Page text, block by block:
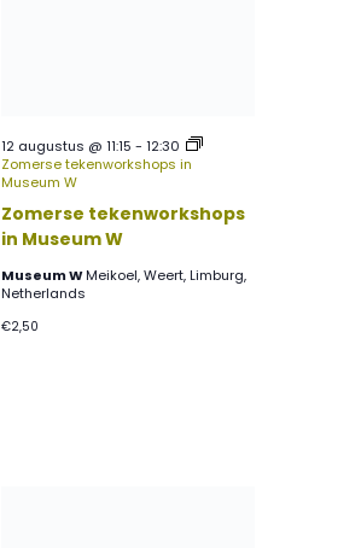
Zomerse tekenworkshops
in Museum W
12 augustus @ 11:15 -12:30
Zomerse tekenworkshops in
Museum W
Museum WMeikoel, Weert, Limburg,
Netherlands
€2,50